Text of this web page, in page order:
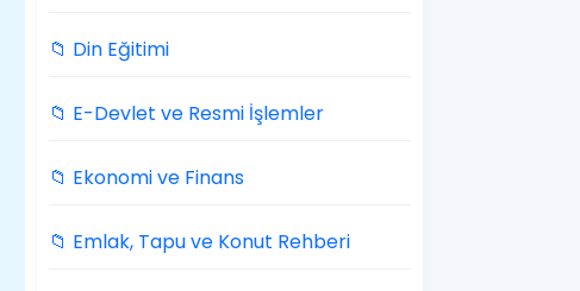
📁 Din Eğitimi
📁 E-Devlet ve Resmi İşlemler
📁 Ekonomi ve Finans
📁 Emlak, Tapu ve Konut Rehberi